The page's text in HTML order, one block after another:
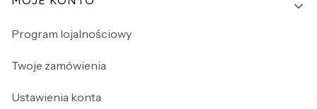
Program lojalnościowy
Twoje zamówienia
Ustawienia konta